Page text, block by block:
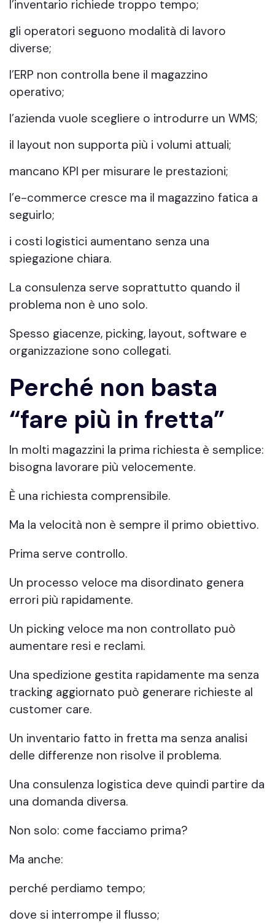
l’inventario richiede troppo tempo;
gli operatori seguono modalità di lavoro
diverse;
l’ERP non controlla bene il magazzino
operativo;
l’azienda vuole scegliere o introdurre un WMS;
il layout non supporta più i volumi attuali;
mancano KPI per misurare le prestazioni;
l’e-commerce cresce ma il magazzino fatica a
seguirlo;
i costi logistici aumentano senza una
spiegazione chiara.
La consulenza serve soprattutto quando il
problema non è uno solo.
Spesso giacenze, picking, layout, software e
organizzazione sono collegati.
Perché non basta
“fare più in fretta”
In molti magazzini la prima richiesta è semplice:
bisogna lavorare più velocemente.
È una richiesta comprensibile.
Ma la velocità non è sempre il primo obiettivo.
Prima serve controllo.
Un processo veloce ma disordinato genera
errori più rapidamente.
Un picking veloce ma non controllato può
aumentare resi e reclami.
Una spedizione gestita rapidamente ma senza
tracking aggiornato può generare richieste al
customer care.
Un inventario fatto in fretta ma senza analisi
delle differenze non risolve il problema.
Una consulenza logistica deve quindi partire da
una domanda diversa.
Non solo: come facciamo prima?
Ma anche:
perché perdiamo tempo;
dove si interrompe il flusso;